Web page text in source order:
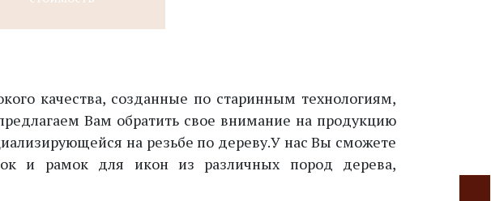
качества, созданные по старинным технологиям,
Вам обратить свое внимание на продукцию
на резьбе по дереву.У нас Вы сможете
и рамок для икон из различных пород дерева,